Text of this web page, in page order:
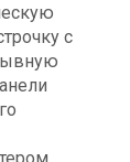
с